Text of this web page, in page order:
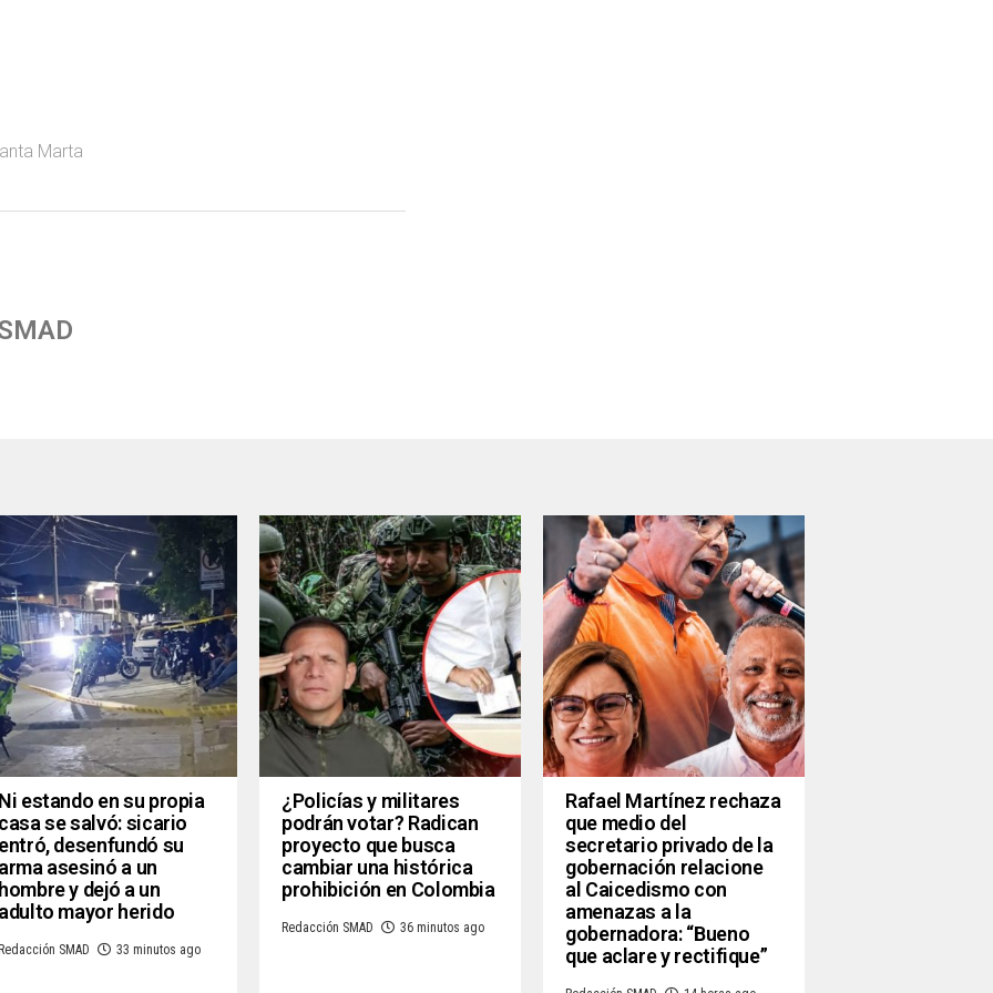
Marta
Ni estando en su propia
casa se salvó: sicario
entró, desenfundó su
arma asesinó a un
hombre y dejó a un
adulto mayor herido
Redacción SMAD 33 minutos ago
¿Policías y militares
podrán votar? Radican
proyecto que busca
cambiar una histórica
prohibición en Colombia
Redacción SMAD 36 minutos ago
Rafael Martínez rechaza
que medio del
secretario privado de la
gobernación relacione
al Caicedismo con
amenazas a la
gobernadora: “Bueno
que aclare y rectifique”